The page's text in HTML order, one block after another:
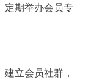
定期举办会员专
立会员社群，